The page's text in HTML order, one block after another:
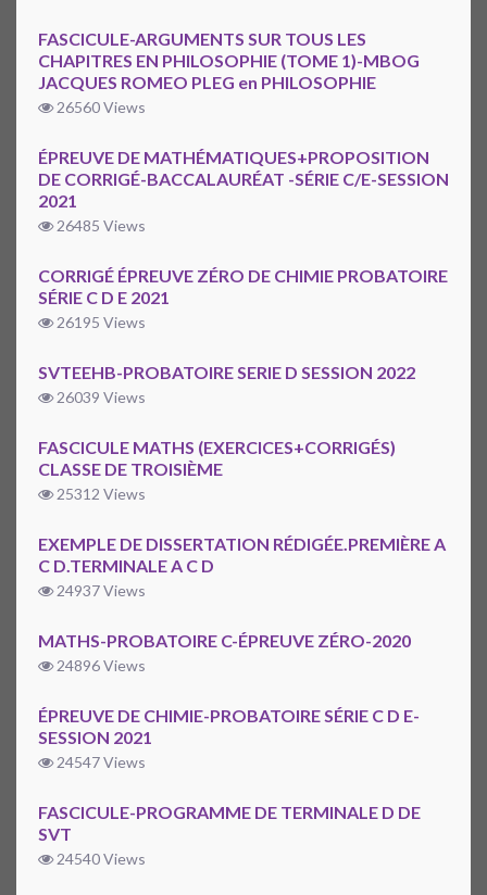
FASCICULE-ARGUMENTS SUR TOUS LES
CHAPITRES EN PHILOSOPHIE (TOME 1)-MBOG
JACQUES ROMEO PLEG en PHILOSOPHIE
26560 Views
ÉPREUVE DE MATHÉMATIQUES+PROPOSITION
DE CORRIGÉ-BACCALAURÉAT -SÉRIE C/E-SESSION
2021
26485 Views
CORRIGÉ ÉPREUVE ZÉRO DE CHIMIE PROBATOIRE
SÉRIE C D E 2021
26195 Views
SVTEEHB-PROBATOIRE SERIE D SESSION 2022
26039 Views
FASCICULE MATHS (EXERCICES+CORRIGÉS)
CLASSE DE TROISIÈME
25312 Views
EXEMPLE DE DISSERTATION RÉDIGÉE.PREMIÈRE A
C D.TERMINALE A C D
24937 Views
MATHS-PROBATOIRE C-ÉPREUVE ZÉRO-2020
24896 Views
ÉPREUVE DE CHIMIE-PROBATOIRE SÉRIE C D E-
SESSION 2021
24547 Views
FASCICULE-PROGRAMME DE TERMINALE D DE
SVT
24540 Views